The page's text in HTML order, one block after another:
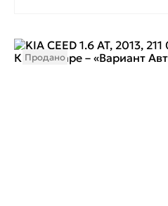
Продано